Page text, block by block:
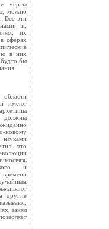
черты
можно
Все эти
и,
их
сферах
в них
будто бы
имеют
должны
новому
науками
что
и
другие
занял